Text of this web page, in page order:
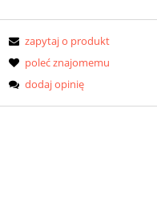
zapytaj o produkt
poleć znajomemu
dodaj opinię